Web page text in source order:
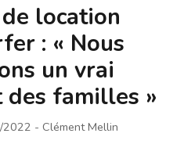
location
: « Nous
un vrai
des familles »
2022 - Clément Mellin